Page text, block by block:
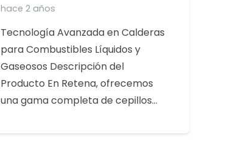
hace 2 años
Tecnología Avanzada en Calderas
para Combustibles Líquidos y
Gaseosos Descripción del
Producto En Retena, ofrecemos
una gama completa de cepillos…